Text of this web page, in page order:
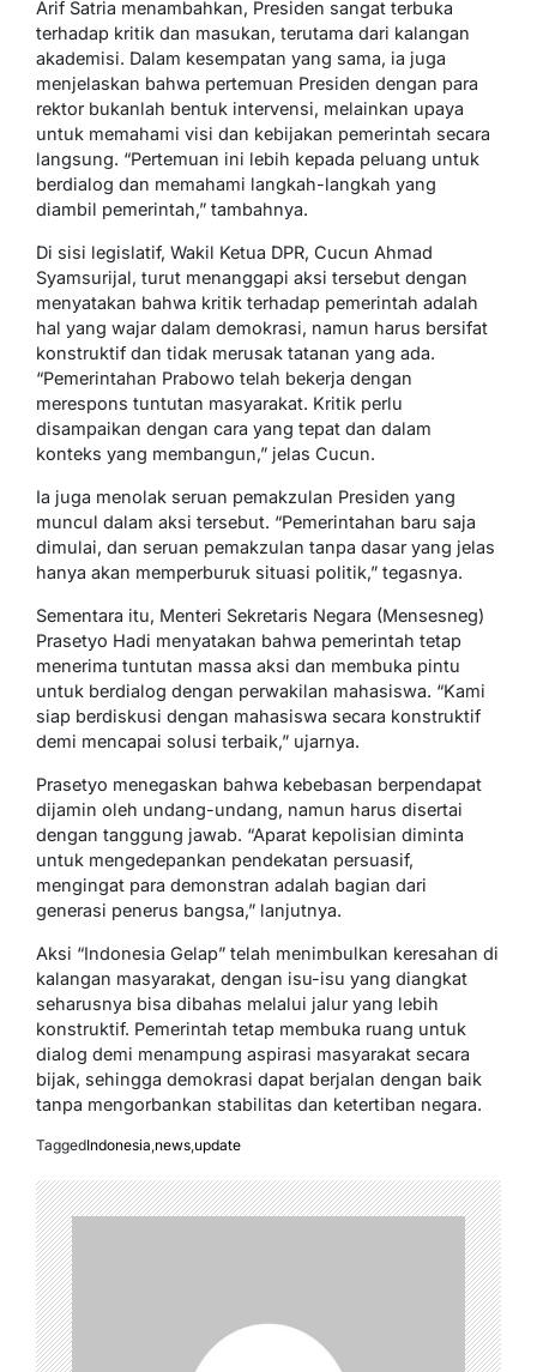
Arif Satria menambahkan, Presiden sangat terbuka
terhadap kritik dan masukan, terutama dari kalangan
akademisi. Dalam kesempatan yang sama, ia juga
menjelaskan bahwa pertemuan Presiden dengan para
rektor bukanlah bentuk intervensi, melainkan upaya
untuk memahami visi dan kebijakan pemerintah secara
langsung. “Pertemuan ini lebih kepada peluang untuk
berdialog dan memahami langkah-langkah yang
diambil pemerintah,” tambahnya.
Di sisi legislatif, Wakil Ketua DPR, Cucun Ahmad
Syamsurijal, turut menanggapi aksi tersebut dengan
menyatakan bahwa kritik terhadap pemerintah adalah
hal yang wajar dalam demokrasi, namun harus bersifat
konstruktif dan tidak merusak tatanan yang ada.
“Pemerintahan Prabowo telah bekerja dengan
merespons tuntutan masyarakat. Kritik perlu
disampaikan dengan cara yang tepat dan dalam
konteks yang membangun,” jelas Cucun.
Ia juga menolak seruan pemakzulan Presiden yang
muncul dalam aksi tersebut. “Pemerintahan baru saja
dimulai, dan seruan pemakzulan tanpa dasar yang jelas
hanya akan memperburuk situasi politik,” tegasnya.
Sementara itu, Menteri Sekretaris Negara (Mensesneg)
Prasetyo Hadi menyatakan bahwa pemerintah tetap
menerima tuntutan massa aksi dan membuka pintu
untuk berdialog dengan perwakilan mahasiswa. “Kami
siap berdiskusi dengan mahasiswa secara konstruktif
demi mencapai solusi terbaik,” ujarnya.
Prasetyo menegaskan bahwa kebebasan berpendapat
dijamin oleh undang-undang, namun harus disertai
dengan tanggung jawab. “Aparat kepolisian diminta
untuk mengedepankan pendekatan persuasif,
mengingat para demonstran adalah bagian dari
generasi penerus bangsa,” lanjutnya.
Aksi “Indonesia Gelap” telah menimbulkan keresahan di
kalangan masyarakat, dengan isu-isu yang diangkat
seharusnya bisa dibahas melalui jalur yang lebih
konstruktif. Pemerintah tetap membuka ruang untuk
dialog demi menampung aspirasi masyarakat secara
bijak, sehingga demokrasi dapat berjalan dengan baik
tanpa mengorbankan stabilitas dan ketertiban negara.
TaggedIndonesia,news,update